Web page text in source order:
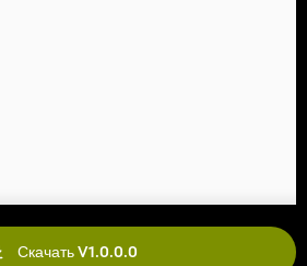
Скачать V1.0.0.0